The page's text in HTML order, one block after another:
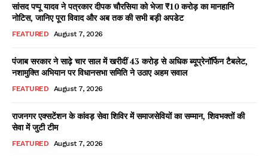
Facebook
X WhatsApp
Share
सांसद पप्पू यादव ने पत्रकार दीपक चौरसिया को भेजा ₹10 करोड़ का मानहानि
नोटिस, जानिए पूरा विवाद और अब तक की सभी बड़ी अपडेट
FEATURED August 7, 2026
पंजाब सरकार ने साढ़े चार साल में खरीदीं 43 करोड़ से अधिक ब्यूप्रेनॉर्फिन टैबलेट,
नशामुक्ति अभियान पर विधानसभा समिति ने उठाए अहम सवाल
FEATURED August 7, 2026
राजनगर एक्सटेंशन के कांवड़ सेवा शिविर में समाजसेवियों का सम्मान, शिवभक्तों की
सेवा में जुटी टीम
FEATURED August 7, 2026